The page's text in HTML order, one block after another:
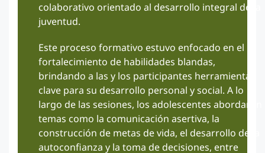
colaborativo orientado al desarrollo integral de la
juventud.
Este proceso formativo estuvo enfocado en el
fortalecimiento de habilidades blandas,
brindando a las y los participantes herramientas
clave para su desarrollo personal y social. A lo
largo de las sesiones, los adolescentes abordaron
temas como la comunicación asertiva, la
construcción de metas de vida, el desarrollo de la
autoconfianza y la toma de decisiones, entre